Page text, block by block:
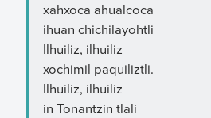
xahxoca ahualcoca
ihuan chichilayohtli
Ilhuiliz, ilhuiliz
xochimil paquiliztli.
Ilhuiliz, ilhuiliz
in Tonantzin tlali